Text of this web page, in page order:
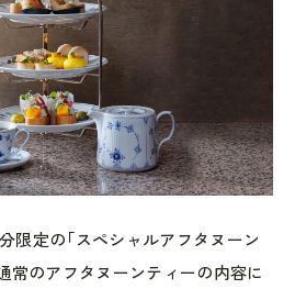
限定の「スペシャルアフタヌーン
常のアフタヌーンティーの内容に